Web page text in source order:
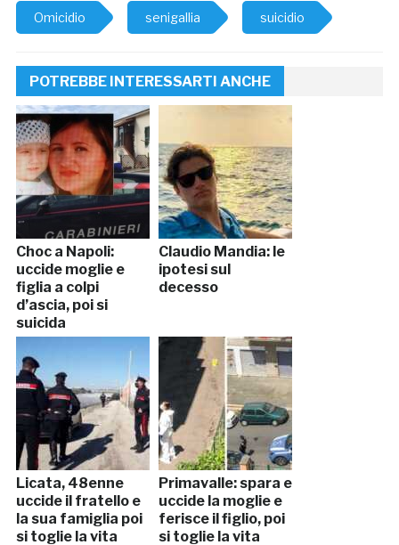
Omicidio senigallia suicidio
POTREBBE INTERESSARTI ANCHE
Choc a Napoli:
uccide moglie e
figlia a colpi
d’ascia, poi si
suicida
Claudio Mandia: le
ipotesi sul
decesso
Licata, 48enne
uccide il fratello e
la sua famiglia poi
si toglie la vita
Primavalle: spara e
uccide la moglie e
ferisce il figlio, poi
si toglie la vita